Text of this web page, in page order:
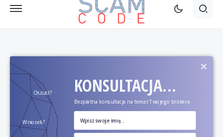
KONSULTACJA...
Bezpłatna konsultacja na temat Twojego brokera
Oszust?
Wniosek?
×